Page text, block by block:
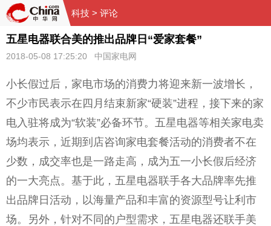
科技 > 评论
五星电器联合美的推出品牌日“爱家套餐”
2018-05-08 17:25:20 中国家电网
小长假过后，家电市场的消费力将迎来新一波增长，
不少市民表示在四月结束新家“硬装”进程，接下来的家
电入驻将成为“软装”必备环节。五星电器等相关家电卖
场均表示，近期到店咨询家电套餐活动的消费者不在
少数，成交率也是一路走高，成为五一小长假后经济
的一大亮点。基于此，五星电器联手各大品牌率先推
出品牌日活动，以海量产品和丰富的资源型号让利市
场。另外，针对不同的户型需求，五星电器还联手美